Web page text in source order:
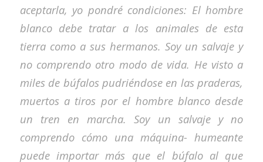
aceptarla, yo pondré condiciones: El hombre
blanco debe tratar a los animales de esta
tierra como a sus hermanos. Soy un salvaje y
no comprendo otro modo de vida. He visto a
miles de búfalos pudriéndose en las praderas,
muertos a tiros por el hombre blanco desde
un tren en marcha. Soy un salvaje y no
comprendo cómo una máquina- humeante
puede importar más que el búfalo al que